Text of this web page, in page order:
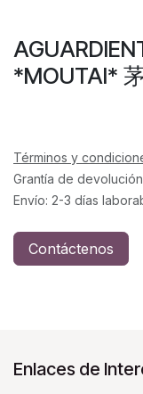
*MOUTAI*
Términos y
Grantía de
Envío: 2-3 días
Contáctenos
Enlaces de